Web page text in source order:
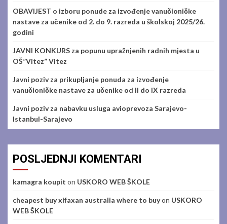
OBAVIJEST o izboru ponude za izvođenje vanučioničke
nastave za učenike od 2. do 9. razreda u školskoj 2025/26.
godini
JAVNI KONKURS za popunu upražnjenih radnih mjesta u
OŠ”Vitez” Vitez
Javni poziv za prikupljanje ponuda za izvođenje
vanučioničke nastave za učenike od II do IX razreda
Javni poziv za nabavku usluga avioprevoza Sarajevo-
Istanbul-Sarajevo
POSLJEDNJI KOMENTARI
kamagra koupit on USKORO WEB ŠKOLE
cheapest buy xifaxan australia where to buyon USKORO
WEB ŠKOLE